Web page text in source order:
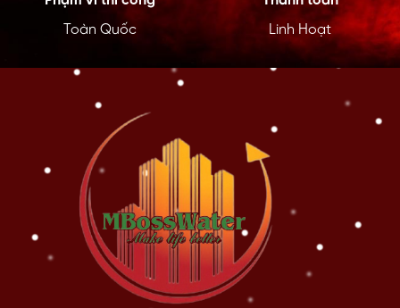
Toàn Quốc
Linh Hoạt